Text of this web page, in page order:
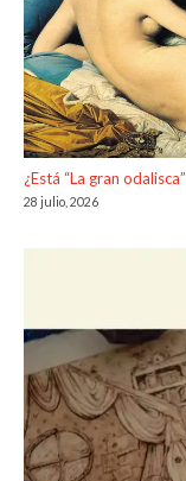
¿Está “La gran
28 julio, 2026